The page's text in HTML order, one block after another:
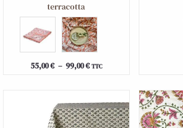
terracotta
55,00€ – 99,00€ TTC